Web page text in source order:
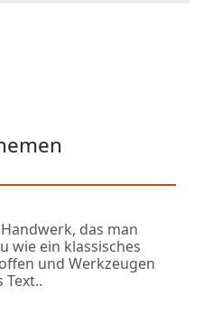
das man
wie ein klassisches
und Werkzeugen